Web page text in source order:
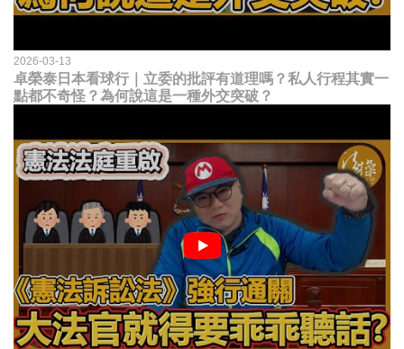
2026-03-13
卓榮泰日本看球行｜立委的批評有道理嗎？私人行程其實一
點都不奇怪？為何說這是一種外交突破？